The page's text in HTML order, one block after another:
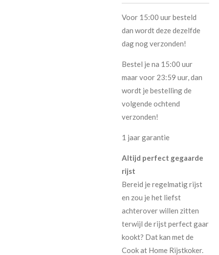
Voor 15:00 uur besteld
dan wordt deze dezelfde
dag nog verzonden!
Bestel je na 15:00 uur
maar voor 23:59 uur, dan
wordt je bestelling de
volgende ochtend
verzonden!
1 jaar garantie
Altijd perfect gegaarde
rijst
Bereid je regelmatig rijst
en zou je het liefst
achterover willen zitten
terwijl de rijst perfect gaar
kookt? Dat kan met de
Cook at Home Rijstkoker.